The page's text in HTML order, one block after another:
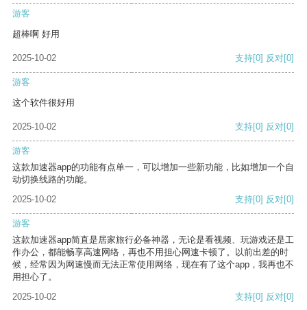
游客
超棒啊 好用
2025-10-02 支持[0] 反对[0]
游客
这个软件很好用
2025-10-02 支持[0] 反对[0]
游客
这款加速器app的功能有点单一，可以增加一些新功能，比如增加一个自
动切换线路的功能。
2025-10-02
支持[0] 反对[0]
游客
这款加速器app简直是居家旅行必备神器，无论是看视频、玩游戏还是工
作办公，都能畅享高速网络，再也不用担心网速卡顿了。以前出差的时
候，经常因为网速慢而无法正常使用网络，现在有了这个app，我再也不
用担心了。
2025-10-02
支持[0] 反对[0]